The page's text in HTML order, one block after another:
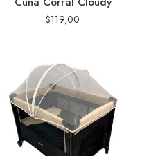
$119,00